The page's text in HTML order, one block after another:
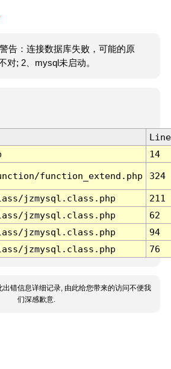
告：连接数据库失败，可能的原
对; 2、mysql未启动。
Line
14
function_extend.php 324
jzmysql.class.php
211
jzmysql.class.php
62
jzmysql.class.php
94
jzmysql.class.php 76
出错信息详细记录, 由此给您带来的访问不便我
们深感歉意.